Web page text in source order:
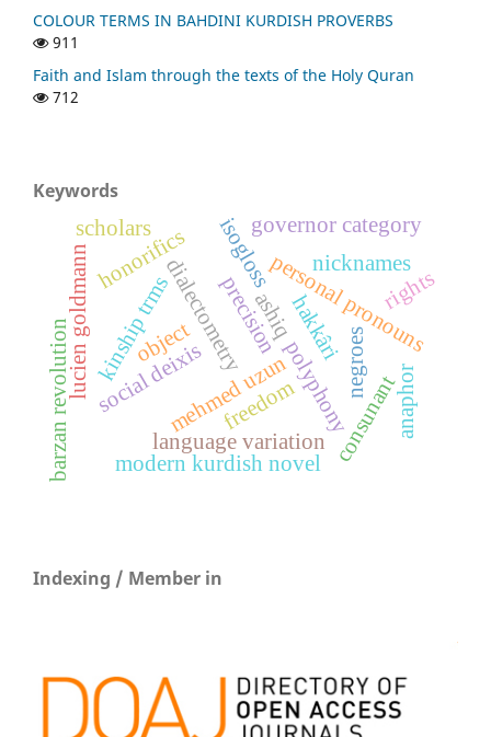
COLOUR TERMS IN BAHDINI KURDISH PROVERBS
911
Faith and Islam through the texts of the Holy Quran
712
Keywords
hakkâri
dialectometry
mehmed uzunpolyphony
personal pronouns
kinship trms
nicknames
honorifics
social deixis
ashiq
lucien goldmann
consunant
language variation
modern kurdish novel
precision
barzan revolution
isogloss
negroes
freedom
rights
object
anaphor
governor category
scholars
Indexing / Member in